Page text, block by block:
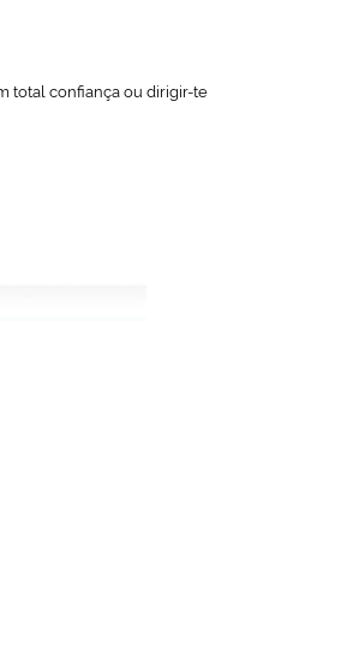
total confiança ou dirigir-te